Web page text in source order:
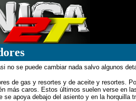
no se puede cambiar nada salvo algunos
de gas y resortes y de aceite y resortes.
más caros. Estos últimos suelen verse en
se apoya debajo del asiento y en la horquilla